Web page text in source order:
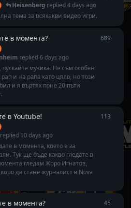
Heisenberg replied4 days ago
тема за всякакви видео игри.
в момента?
replied6 days ago
пускайте музика. Не съм особен
и на рапа като цяло, но този
и я въртях поне 20 пъти
689
в Youtube!
replied 10 days ago
в момента, което е за
Тук ще бъде какво гледате в
гледам Жоро Игнатов,
да стане журналист в Nova
113
в момента? 45